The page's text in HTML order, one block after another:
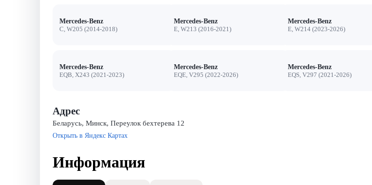
Mercedes-Benz
C, W205 (2014-2018)
Mercedes-Benz
E, W213 (2016-2021)
Mercedes-Benz
E, W214 (2023-2026)
Mercedes-Benz
EQB, X243 (2021-2023)
Mercedes-Benz
EQE, V295 (2022-2026)
Mercedes-Benz
EQS, V297 (2021-2026)
Адрес
Беларусь, Минск, Переулок бехтерева 12
Открыть в Яндекс Картах
Информация